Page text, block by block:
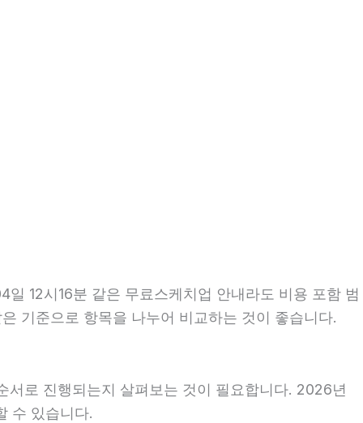
12시16분 같은 무료스케치업 안내라도 비용 포함 범
기준으로 항목을 나누어 비교하는 것이 좋습니다.
로 진행되는지 살펴보는 것이 필요합니다. 2026년
수 있습니다.